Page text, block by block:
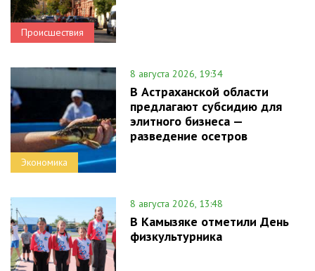
Происшествия
Экономика
8 августа 2026, 19:34
В Астраханской области
предлагают субсидию для
элитного бизнеса —
разведение осетров
8 августа 2026, 13:48
В Камызяке отметили День
физкультурника